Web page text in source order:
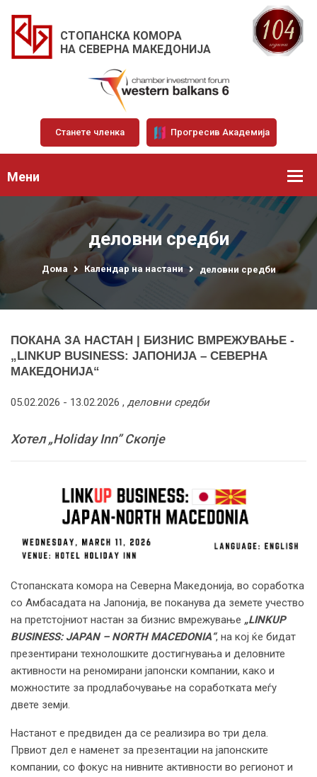
СТОПАНСКА КОМОРА
НА СЕВЕРНА МАКЕДОНИЈА
Станете членка Прогресив Академија
Мени
деловни средби
Дома Календар на настани деловни средби
ПОКАНА ЗА НАСТАН | БИЗНИС ВМРЕЖУВАЊЕ -
„LINKUP BUSINESS: ЈАПОНИЈА – СЕВЕРНА
МАКЕДОНИЈА“
05.02.2026 - 13.02.2026 , деловни средби
Хотел „Holiday Inn” Скопје
Стопанската комора на Северна Македонија, во соработка
со Амбасадата на Јапонија, ве поканува да земете учество
на претстојниот настан за бизнис вмрежување „LINKUP
BUSINESS: JAPAN – NORTH MACEDONIА“, на кој ќе бидат
презентирани технолошките достигнувања и деловните
активности на реномирани јапонски компании, како и
можностите за продлабочување на соработката меѓу
двете земји.
Настанот е предвиден да се реализира во три дела.
Првиот дел е наменет за презентации на јапонските
компании, со фокус на нивните активности во регионот и